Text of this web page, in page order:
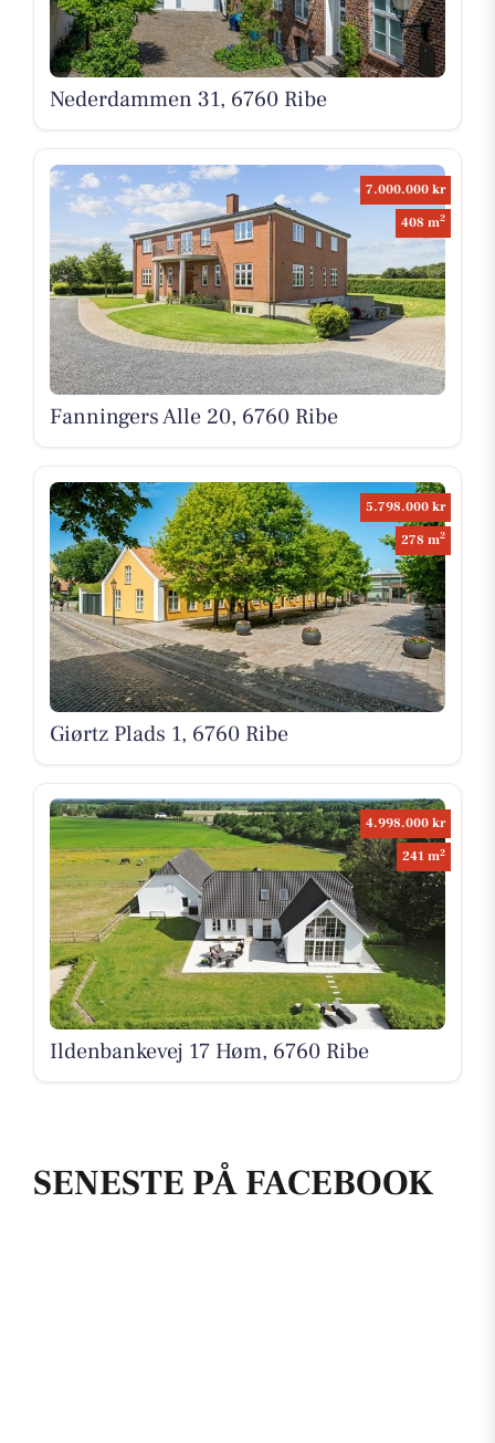
SENESTE PÅ FACEBOOK
Nederdammen 31, 6760 Ribe
7.000.000 kr
408 m2
Fanningers Alle 20, 6760 Ribe
5.798.000 kr
278 m2
Giørtz Plads 1, 6760 Ribe
4.998.000 kr
241 m2
Ildenbankevej 17 Høm, 6760 Ribe